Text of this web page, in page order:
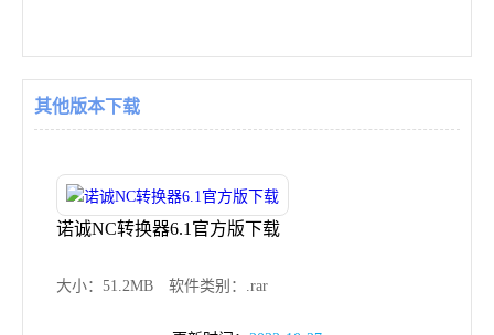
其他版本下载
诺诚NC转换器6.1官方版下载
大小：51.2MB 软件类别：.rar